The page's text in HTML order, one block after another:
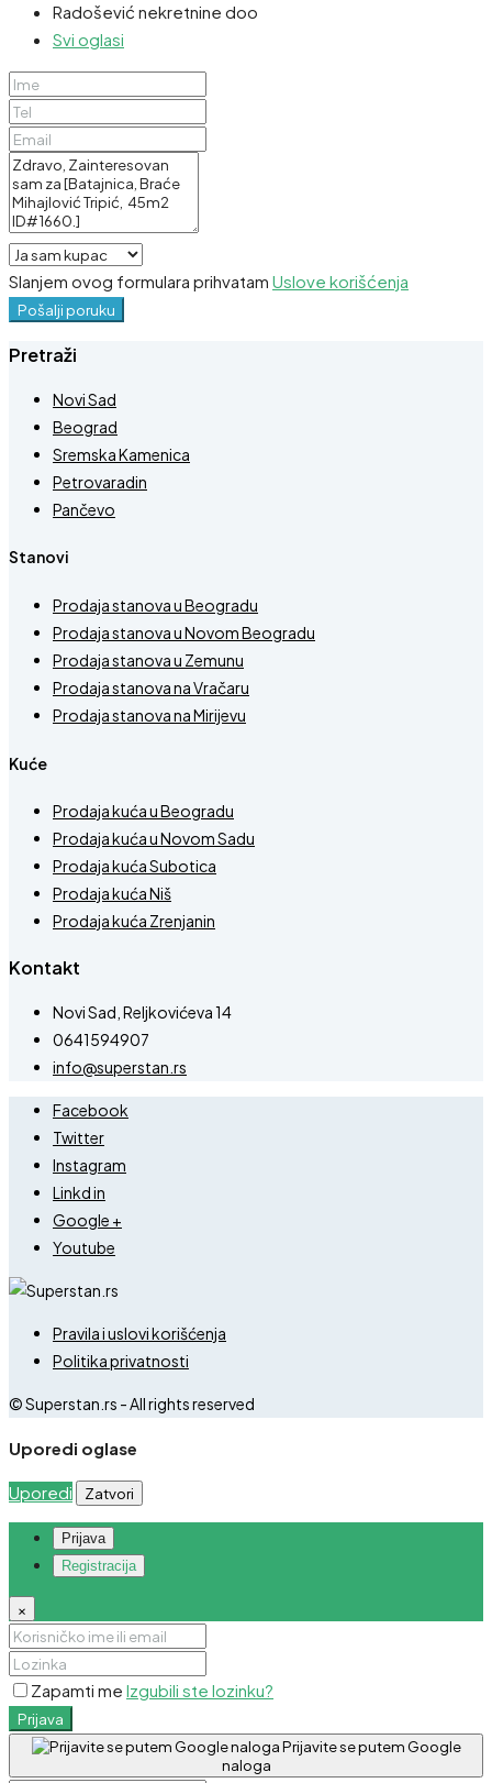
Radošević nekretnine doo
Svi oglasi
Slanjem ovog formulara prihvatam Uslove korišćenja
Pošalji poruku
Pretraži
Novi Sad
Beograd
Sremska Kamenica
Petrovaradin
Pančevo
Stanovi
Prodaja stanova u Beogradu
Prodaja stanova u Novom Beogradu
Prodaja stanova u Zemunu
Prodaja stanova na Vračaru
Prodaja stanova na Mirijevu
Kuće
Prodaja kuća u Beogradu
Prodaja kuća u Novom Sadu
Prodaja kuća Subotica
Prodaja kuća Niš
Prodaja kuća Zrenjanin
Kontakt
Novi Sad, Reljkovićeva 14
0641594907
info@superstan.rs
Facebook
Twitter
Instagram
Linkd in
Google +
Youtube
Pravila i uslovi korišćenja
Politika privatnosti
© Superstan.rs - All rights reserved
Uporedi oglase
Uporedi Zatvori
Prijava
Registracija
×
Zapamti me Izgubili ste lozinku?
Prijava
Prijavite se putem Google
naloga